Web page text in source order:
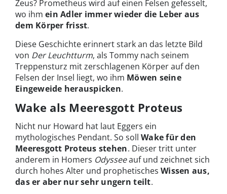
Zeus? Prometheus wird auf einen Felsen gefesselt,
wo ihm ein Adler immer wieder die Leber aus
dem Körper frisst.
Diese Geschichte erinnert stark an das letzte Bild
von Der Leuchtturm, als Tommy nach seinem
Treppensturz mit zerschlagenen Körper auf den
Felsen der Insel liegt, wo ihm Möwen seine
Eingeweide herauspicken.
Wake als Meeresgott Proteus
Nicht nur Howard hat laut Eggers ein
mythologisches Pendant. So soll Wake für den
Meeresgott Proteus stehen. Dieser tritt unter
anderem in Homers Odysseeauf und zeichnet sich
durch hohes Alter und prophetisches Wissen aus,
das er aber nur sehr ungern teilt.